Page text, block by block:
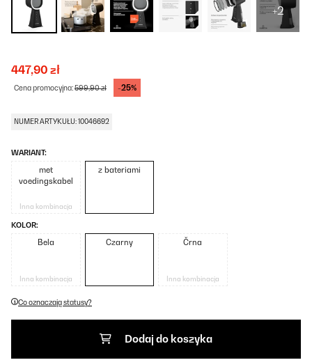
+2
447,90 zł
Cena promocyjna:599,90 zł -25%
NUMER ARTYKUŁU: 10046692
WARIANT:
met
voedingskabel
Inna kombinacja
z bateriami
KOLOR:
Bela
Inna kombinacja
Czarny Črna
Inna kombinacja
Co oznaczają statusy?
Dodaj do koszyka